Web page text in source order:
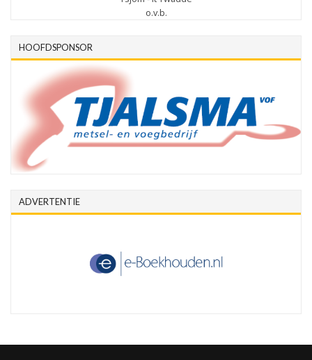
o.v.b.
HOOFDSPONSOR
ADVERTENTIE